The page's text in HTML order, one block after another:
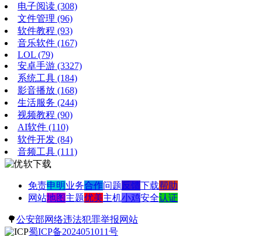
电子阅读 (308)
文件管理 (96)
软件教程 (93)
音乐软件 (167)
LOL (79)
安卓手游 (3327)
系统工具 (184)
影音播放 (168)
生活服务 (244)
视频教程 (90)
AI软件 (110)
软件开发 (84)
音频工具 (111)
免责申明业务合作问题反馈下载帮助
网站地图 主题优美主机小鸡安全认证
🌳公安部网络违法犯罪举报网站
蜀ICP备2024051011号